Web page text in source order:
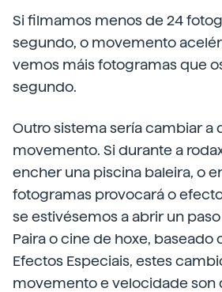
Si filmamos menos de 24
segundo, o movemento
vemos máis fotogramas que
segundo.
Outro sistema sería cambiar a
movemento. Si durante a
encher una piscina baleira, o
fotogramas provocará o
se estivésemos a abrir un
Paira o cine de hoxe, baseado
Efectos Especiais, estes
movemento e velocidade son